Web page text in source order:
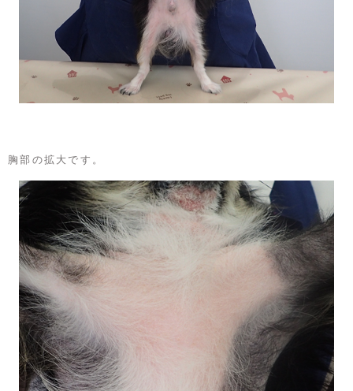
胸部の拡大です。